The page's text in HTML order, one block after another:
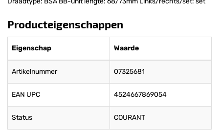
Producteigenschappen
Eigenschap Waarde
Artikelnummer 07325681
EAN UPC 4524667869054
Status COURANT